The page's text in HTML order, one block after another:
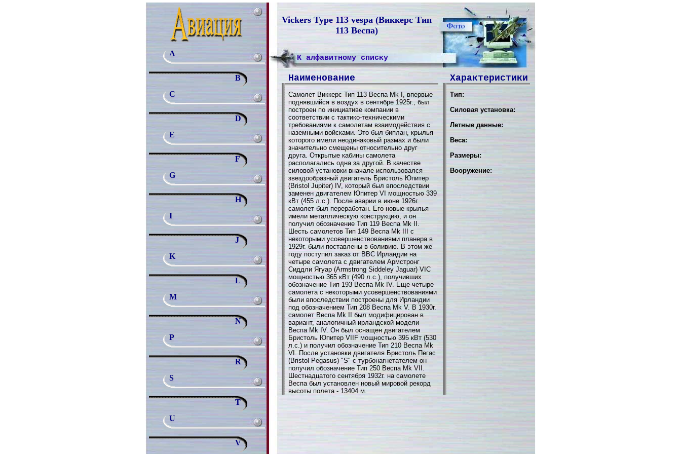
Vickers Type 113 vespa (Виккерс Тип
113 Веспа)
A
B
C
D
E
F
G
H
I
J
K
L
M
N
P
R
S
T
U
V
К алфавитному списку
Наименование Характеристики
Самолет Виккерс Тип 113 Веспа Mk I, впервые
поднявшийся в воздух в сентябре 1925г., был
построен по инициативе компании в
соответствии с тактико-техническими
требованиями к самолетам взаимодействия с
наземными войсками. Это был биплан, крылья
которого имели неодинаковый размах и были
значительно смещены относительно друг
друга. Открытые кабины самолета
располагались одна за другой. В качестве
силовой установки вначале использовался
звездообразный двигатель Бристоль Юпитер
(Bristol Jupiter) IV, который был впоследствии
заменен двигателем Юпитер VI мощностью 339
кВт (455 л.с.). После аварии в июне 1926г.
самолет был переработан. Его новые крылья
имели металлическую конструкцию, и он
получил обозначение Тип 119 Веспа Mk II.
Шесть самолетов Тип 149 Веспа Mk III с
некоторыми усовершенствованиями планера в
1929г. были поставлены в боливию. В этом же
году поступил заказ от ВВС Ирландии на
четыре самолета с двигателем Армстронг
Сиддли Ягуар (Armstrong Siddeley Jaguar) VIC
мощностью 365 кВт (490 л.с.), получивших
обозначение Тип 193 Веспа Mk IV. Еще четыре
самолета с некоторыми усовершенствованиями
были впоследствии построены для Ирландии
под обозначением Тип 208 Веспа Mk V. В 1930г.
самолет Веспа Mk II был модифицирован в
вариант, аналогичный ирландской модели
Веспа Mk IV. Он был оснащен двигателем
Бристоль Юпитер VIIF мощностью 395 кВт (530
л.с.) и получил обозначение Тип 210 Веспа Mk
VI. После установки двигателя Бристоль Пегас
(Bristol Pegasus) "S" с турбонагнетателем он
получил обозначение Тип 250 Веспа Mk VII.
Шестнадцатого сентября 1932г. на самолете
Веспа был установлен новый мировой рекорд
высоты полета - 13404 м.
Тип:
Силовая установка:
Летные данные:
Веса:
Размеры:
Вооружение: